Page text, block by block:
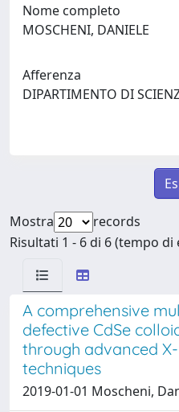
Nome completo
MOSCHENI, DANIELE
Afferenza
DIPARTIMENTO DI
Mostra
records
Risultati 1 - 6 di 6 (tempo di
A comprehensive
defective CdSe
through advanced
techniques
2019-01-01 Moscheni,